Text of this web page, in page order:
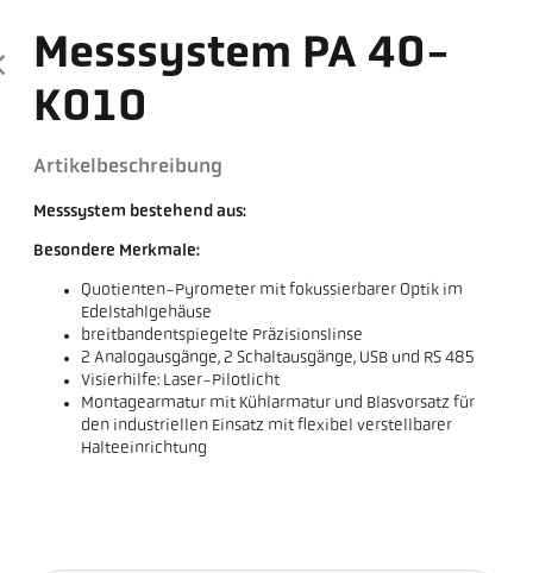
Messsystem PA 40-
K010
Artikelbeschreibung
Messsystem bestehend aus:
Besondere Merkmale:
Quotienten-Pyrometer mit fokussierbarer Optik im
Edelstahlgehäuse
breitbandentspiegelte Präzisionslinse
2 Analogausgänge, 2 Schaltausgänge, USB und RS 485
Visierhilfe: Laser-Pilotlicht
Montagearmatur mit Kühlarmatur und Blasvorsatz für
den industriellen Einsatz mit flexibel verstellbarer
Halteeinrichtung